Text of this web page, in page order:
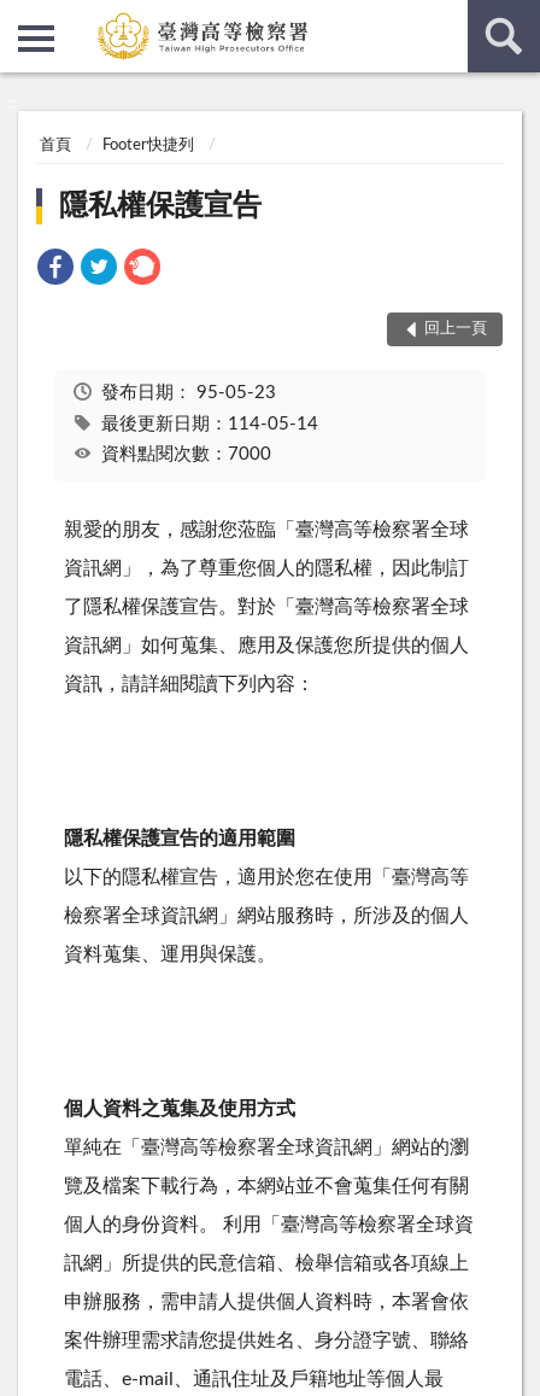
首頁 Footer快捷列
隱私權保護宣告
回上一頁
發布日期： 95-05-23
最後更新日期：114-05-14
資料點閱次數：7000
親愛的朋友，感謝您蒞臨「臺灣高等檢察署全球
資訊網」，為了尊重您個人的隱私權，因此制訂
了隱私權保護宣告。對於「臺灣高等檢察署全球
資訊網」如何蒐集、應用及保護您所提供的個人
資訊，請詳細閱讀下列內容：
隱私權保護宣告的適用範圍
以下的隱私權宣告，適用於您在使用「臺灣高等
檢察署全球資訊網」網站服務時，所涉及的個人
資料蒐集、運用與保護。
個人資料之蒐集及使用方式
單純在「臺灣高等檢察署全球資訊網」網站的瀏
覽及檔案下載行為，本網站並不會蒐集任何有關
個人的身份資料。 利用「臺灣高等檢察署全球資
訊網」所提供的民意信箱、檢舉信箱或各項線上
申辦服務，需申請人提供個人資料時，本署會依
案件辦理需求請您提供姓名、身分證字號、聯絡
電話、e-mail、通訊住址及戶籍地址等個人最